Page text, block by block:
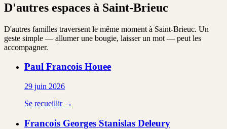
D'autres espaces à Saint-Brieuc
D'autres familles traversent le même moment à Saint-Brieuc. Un
geste simple — allumer une bougie, laisser un mot — peut les
accompagner.
Paul Francois Houee
29 juin 2026
Se recueillir →
Francois Georges Stanislas Deleury